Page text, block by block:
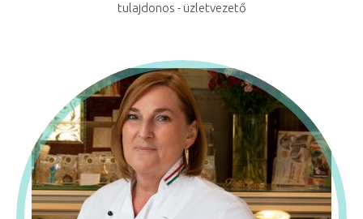
tulajdonos - üzletvezető